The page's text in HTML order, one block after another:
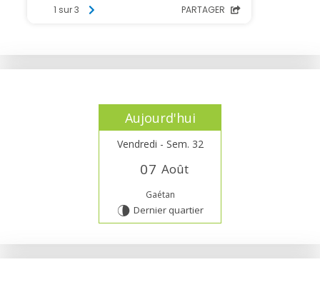
Aujourd'hui
Vendredi - Sem. 32
07 Août
Gaétan
U Dernier quartier